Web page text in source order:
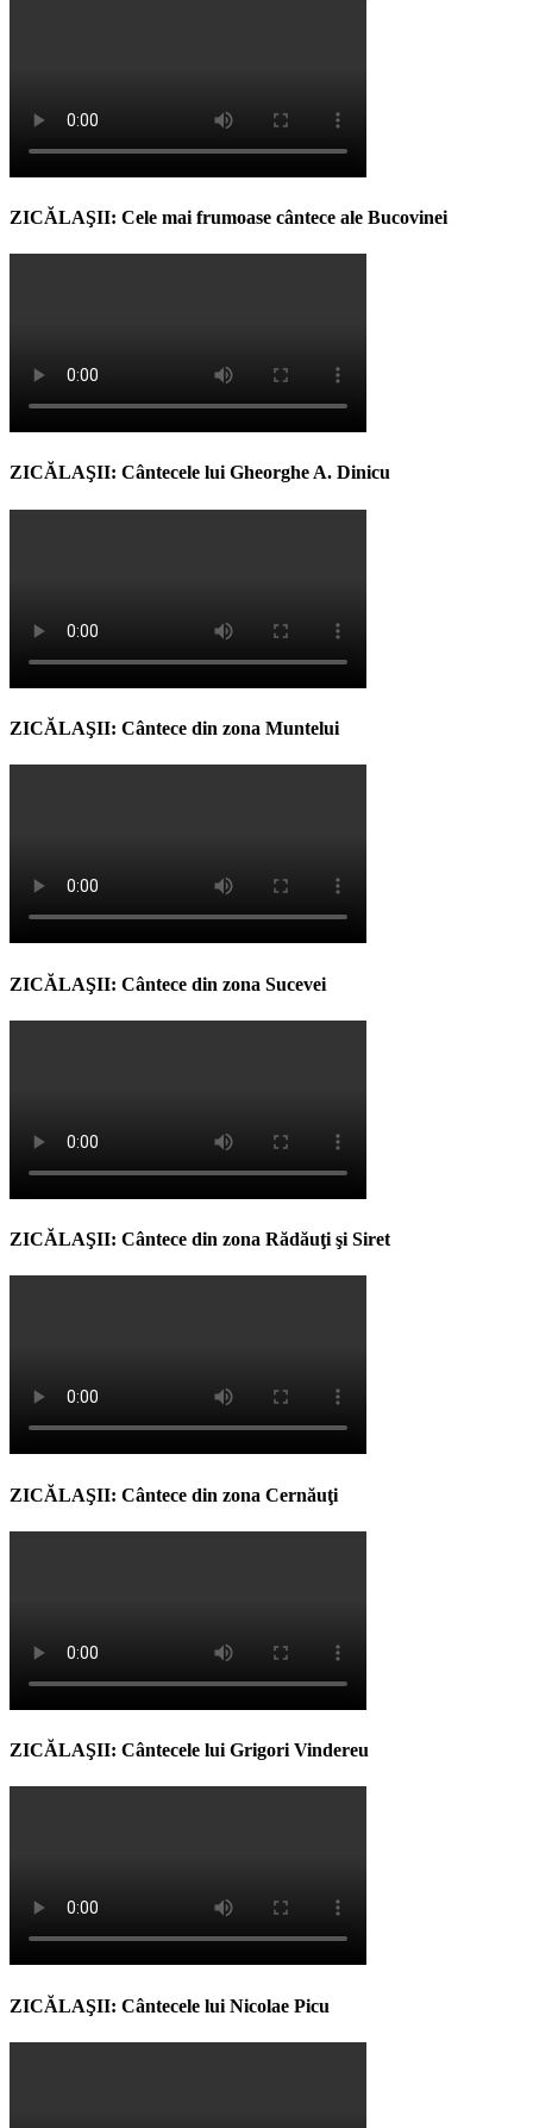
ZICĂLAŞII: Cele mai frumoase cântece ale Bucovinei
ZICĂLAŞII: Cântecele lui Gheorghe A. Dinicu
ZICĂLAŞII: Cântece din zona Muntelui
ZICĂLAŞII: Cântece din zona Sucevei
ZICĂLAŞII: Cântece din zona Rădăuţi şi Siret
ZICĂLAŞII: Cântece din zona Cernăuţi
ZICĂLAŞII: Cântecele lui Grigori Vindereu
ZICĂLAŞII: Cântecele lui Nicolae Picu